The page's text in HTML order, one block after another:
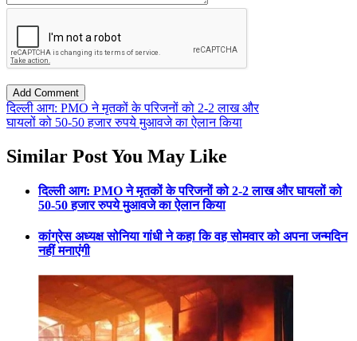
दिल्ली आग: PMO ने मृतकों के परिजनों को 2-2 लाख और
घायलों को 50-50 हजार रुपये मुआवजे का ऐलान किया
Similar Post You May Like
दिल्ली आग: PMO ने मृतकों के परिजनों को 2-2 लाख और घायलों को
50-50 हजार रुपये मुआवजे का ऐलान किया
कांग्रेस अध्यक्ष सोनिया गांधी ने कहा कि वह सोमवार को अपना जन्मदिन
नहीं मनाएंगी